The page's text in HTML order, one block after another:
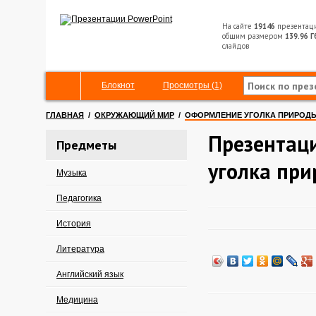
На сайте 19146
общим размером 139.96
слайдов
Блокнот Просмотры (1)
ГЛАВНАЯ / ОКРУЖАЮЩИЙ МИР / ОФОРМЛЕНИЕ УГОЛКА
Предметы
Музыка
Педагогика
История
Литература
Английский язык
Медицина
уголка